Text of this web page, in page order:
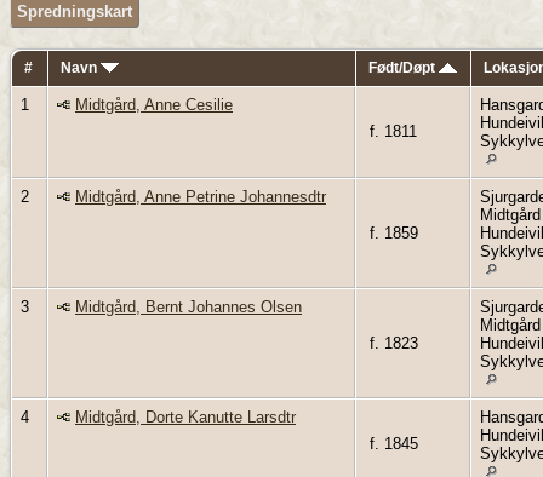
Spredningskart
# Navn Født/Døpt
1
Midtgård, Anne Cesilie
f. 1811
2
Midtgård, Anne Petrine Johannesdtr
f. 1859
Midtgård
3
Midtgård, Bernt Johannes Olsen
f. 1823
Midtgård
4
Midtgård, Dorte Kanutte Larsdtr
f. 1845